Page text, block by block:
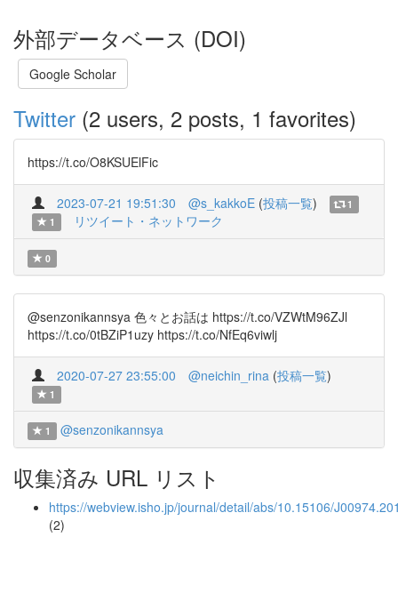
外部データベース (DOI)
Google Scholar
Twitter (2 users, 2 posts, 1 favorites)
https://t.co/O8KSUElFic
2023-07-21 19:51:30 @s_kakkoE (投稿一覧)
1
1
リツイート・ネットワーク
0
@senzonikannsya 色々とお話は https://t.co/VZWtM96ZJl
https://t.co/0tBZiP1uzy https://t.co/NfEq6viwlj
2020-07-27 23:55:00 @neichin_rina (投稿一覧)
1
1 @senzonikannsya
収集済み URL リスト
https://webview.isho.jp/journal/detail/abs/10.15106/
(2)